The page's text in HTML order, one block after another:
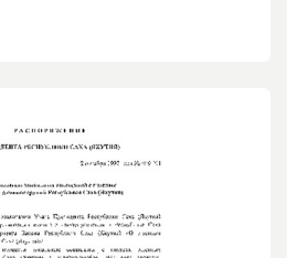
Саха (Якутия) и